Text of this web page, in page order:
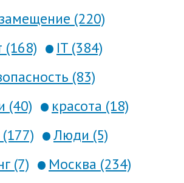
(220)
(168)
IT (384)
(83)
(40)
красота (18)
Люди (5)
(7)
Москва (234)